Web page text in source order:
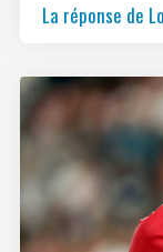
La réponse de